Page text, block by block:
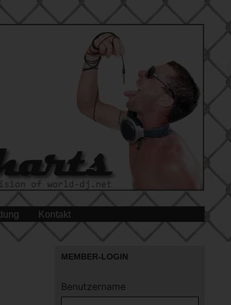
Kontakt
MEMBER-LOGIN
Benutzername